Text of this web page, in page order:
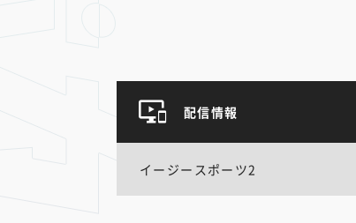
配信情報
イージースポーツ2